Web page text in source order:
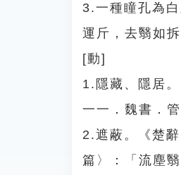
3.一種瞳孔為
運斤，去翳如拆
[動]
1.隱藏、隱居
一一．魏書．
2.遮蔽。《楚
篇〉：「流塵